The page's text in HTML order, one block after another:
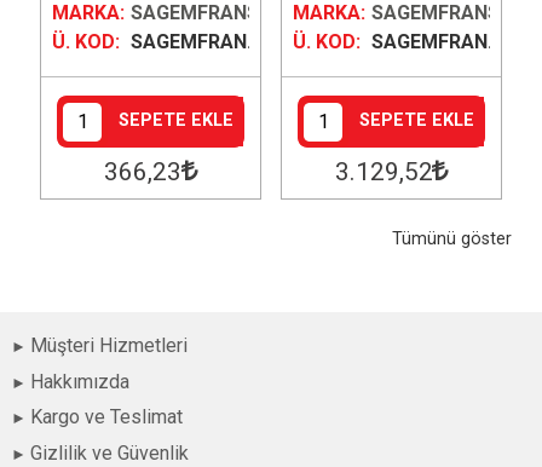
MARKA: SAGEMFRANS
Ü. KOD: SAGEMFRAN...
SEPETE EKLE
366,23
MARKA: SAGEMFRANS
Ü. KOD: SAGEMFRAN...
SEPETE EKLE
3.129,52
Tümünü göster
Müşteri Hizmetleri
Hakkımızda
Kargo ve Teslimat
Gizlilik ve Güvenlik